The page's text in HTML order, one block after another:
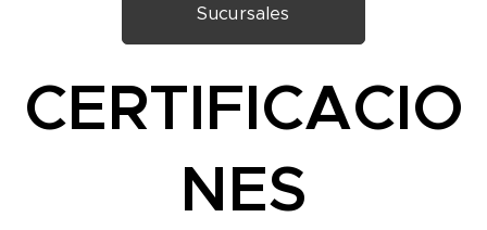
Sucursales
CERTIFICACIO
NES